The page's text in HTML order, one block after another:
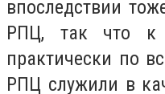
впоследствии
РПЦ, так что к
практически по
РПЦ служили в